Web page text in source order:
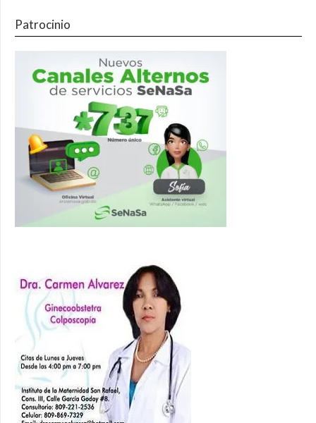
Patrocinio